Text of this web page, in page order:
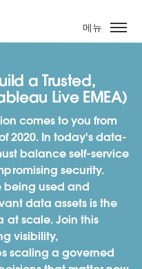
메뉴
a Trusted,
Live EMEA)
comes to you from
2020. In today's data-
balance self-service
security.
being used and
data assets is the
scale. Join this
visibility,
scaling a governed